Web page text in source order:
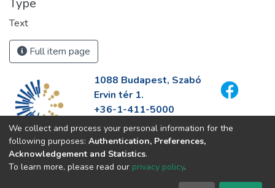
Text
Full item page
1088 Budapest, Szabó
Ervin tér 1.
+36-1-411-5000
info@fszek.hu
https://fszek.hu
We collect and process your personal information for the
following purposes: Authentication, Preferences,
Acknowledgement and Statistics.
To learn more, please read our privacy policy.